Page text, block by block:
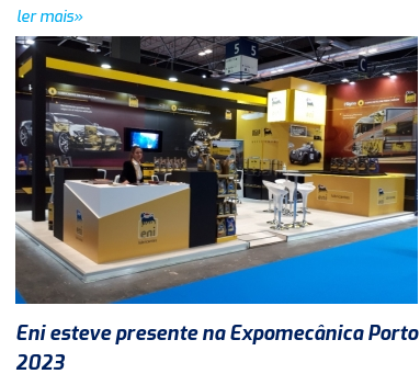
ler mais»
Eni esteve presente na Expomecânica Porto
2023